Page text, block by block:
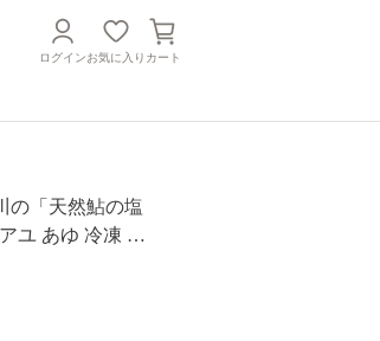
ログインお気に入り カート
の「天然鮎の塩
ユ あゆ 冷凍 し
ン